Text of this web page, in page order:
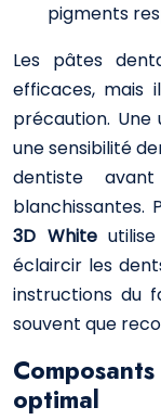
pigments
Les pâtes
efficaces, mais
précaution. Une
une sensibilité
dentiste
blanchissantes.
3D White
éclaircir les
instructions du
souvent que
optimal